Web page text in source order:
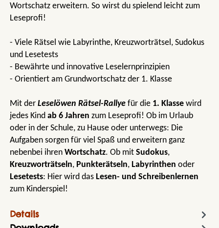
Wortschatz erweitern. So wirst du spielend leicht zum
Leseprofi!
- Viele Rätsel wie Labyrinthe, Kreuzworträtsel, Sudokus
und Lesetests
- Bewährte und innovative Leselernprinzipien
- Orientiert am Grundwortschatz der 1. Klasse
Mit der Leselöwen Rätsel-Rallye für die 1. Klasse wird
jedes Kind ab 6 Jahren zum Leseprofi! Ob im Urlaub
oder in der Schule, zu Hause oder unterwegs: Die
Aufgaben sorgen für viel Spaß und erweitern ganz
nebenbei ihren Wortschatz. Ob mit Sudokus,
Kreuzworträtseln, Punkterätseln, Labyrinthen oder
Lesetests: Hier wird das Lesen- und Schreibenlernen
zum Kinderspiel!
Details